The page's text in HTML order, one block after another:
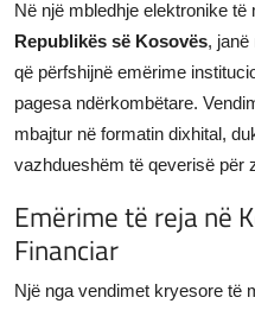
Në një mbledhje elektronike të
Republikës së Kosovës,
që përfshijnë emërime
pagesa ndërkombëtare.
mbajtur në formatin dixhital,
vazhdueshëm të qeverisë për
Emërime të reja në
Financiar
Një nga vendimet kryesore të